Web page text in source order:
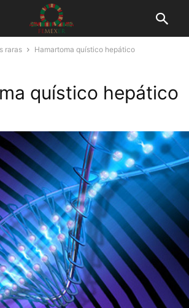
raras Hamartoma quístico hepático
quístico hepático